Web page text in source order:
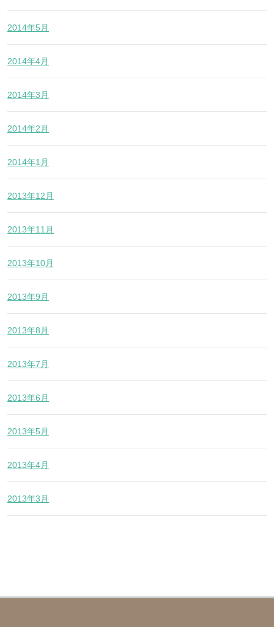
2014年5月
2014年4月
2014年3月
2014年2月
2014年1月
2013年12月
2013年11月
2013年10月
2013年9月
2013年8月
2013年7月
2013年6月
2013年5月
2013年4月
2013年3月